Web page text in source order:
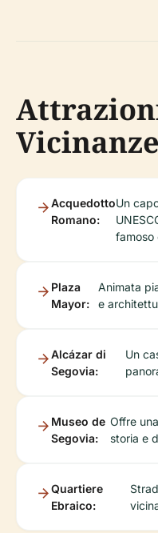
Vicinanze
Acquedotto
Romano:
Un
famoso
Plaza
Mayor:
Animata
e
Alcázar di
Segovia:
Un
Museo de
Segovia:
Offre
storia e
Quartiere
Ebraico: